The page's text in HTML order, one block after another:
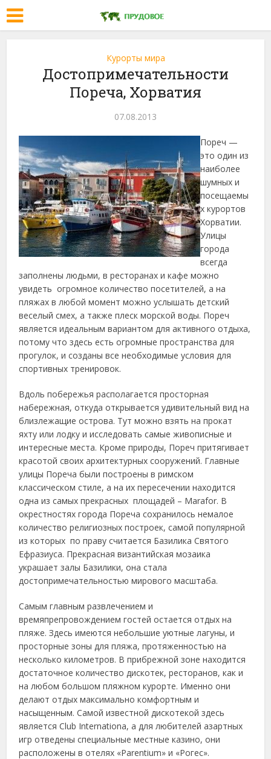
Курорты мира
Достопримечательности
Пореча, Хорватия
07.08.2013
Пореч —
это один из
наиболее
шумных и
посещаемы
х курортов
Хорватии.
Улицы
города
всегда
заполнены людьми, в ресторанах и кафе можно
увидеть огромное количество посетителей, а на
пляжах в любой момент можно услышать детский
веселый смех,а также плеск морской воды. Пореч
является идеальным вариантом для активного отдыха,
потому что здесь есть огромные пространства для
прогулок, и созданы все необходимые условия для
спортивных тренировок.
Вдоль побережья располагается просторная
набережная, откуда открывается удивительный вид на
близлежащие острова. Тут можно взять на прокат
яхту или лодку и исследовать самые живописные и
интересные места. Кроме природы, Пореч притягивает
красотой своих архитектурных сооружений. Главные
улицы Пореча были построены в римском
классическом стиле, а на их пересечении находится
одна из самых прекрасных площадей – Marafor. В
окрестностях города Пореча сохранилось немалое
количество религиозных построек, самой популярной
из которых по праву считается Базилика Святого
Ефразиуса. Прекрасная византийская мозаика
украшает залы Базилики, она стала
достопримечательностью мирового масштаба.
Самым главным развлечением и
времяпрепровождением гостей остается отдых на
пляже. Здесь имеются небольшие уютные лагуны, и
просторные зоны для пляжа, протяженностью на
несколько километров. В прибрежной зоне находится
достаточное количество дискотек, ресторанов, как и
на любом большом пляжном курорте. Именно они
делают отдых максимально комфортным и
насыщенным. Самой известной дискотекой здесь
является Club Internationa, а для любителей азартных
игр отведены специальные местные казино, они
расположены в отелях «Parentium» и «Рогес».